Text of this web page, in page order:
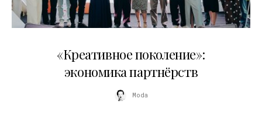
«Креативное поколение»:
экономика партнёрств
Moda